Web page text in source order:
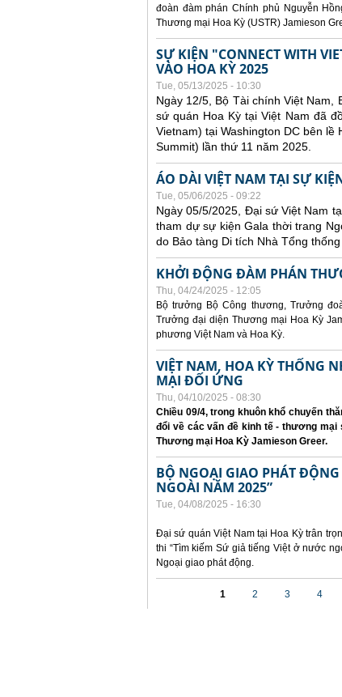
đoàn đàm phán Chính phủ Nguyễn
Thương mại Hoa Kỳ (USTR) Jamieson
SỰ KIỆN "CONNECT WITH
VÀO HOA KỲ 2025
Tue, 05/13/2025 - 10:30
Ngày 12/5, Bộ Tài chính Việt
sứ quán Hoa Kỳ tại Việt Nam đã
Vietnam) tại Washington DC bên
Summit) lần thứ 11 năm 2025.
ÁO DÀI VIỆT NAM TẠI SỰ
Tue, 05/06/2025 - 09:22
Ngày 05/5/2025, Đại sứ Việt Nam
tham dự sự kiện Gala thời trang
do Bảo tàng Di tích Nhà Tổng
KHỞI ĐỘNG ĐÀM PHÁN
Thu, 04/24/2025 - 12:05
Bộ trưởng Bộ Công thương, Trưởng
Trưởng đại diện Thương mại Hoa Kỳ
phương Việt Nam và Hoa Kỳ.
VIỆT NAM, HOA KỲ THỐNG
MẠI ĐỐI ỨNG
Thu, 04/10/2025 - 08:30
Chiều 09/4, trong khuôn khổ chuyến
đổi về các vấn đề kinh tế - thương
Thương mại Hoa Kỳ Jamieson Greer.
BỘ NGOẠI GIAO PHÁT
NGOÀI NĂM 2025”
Tue, 04/08/2025 - 16:30
Đại sứ quán Việt Nam tại Hoa Kỳ trân
thi “Tìm kiếm Sứ giả tiếng Việt ở nước
Ngoại giao phát động.
1 2 3 4